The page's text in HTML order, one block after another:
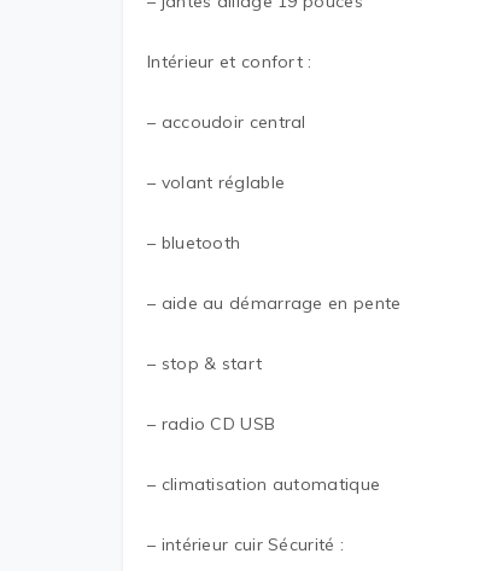
Intérieur et confort :
– accoudoir central
– volant réglable
– bluetooth
– aide au démarrage en pente
– stop & start
– radio CD USB
– climatisation automatique
– intérieur cuir Sécurité :